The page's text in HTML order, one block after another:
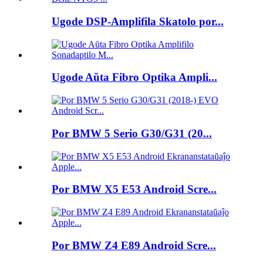
Ugode DSP-Amplifila Skatolo por...
Ugode Aŭta Fibro Optika Ampli...
Por BMW 5 Serio G30/G31 (20...
Por BMW X5 E53 Android Scre...
Por BMW Z4 E89 Android Scre...